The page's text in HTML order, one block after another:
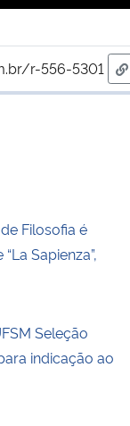
r-556-5301
Filosofia é
Sapienza”,
Seleção
indicação ao